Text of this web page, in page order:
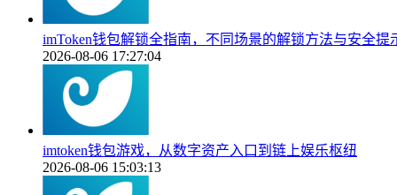
imToken钱包解锁全指南，不同场景的解锁方法与安全提
2026-08-06 17:27:04
imtoken钱包游戏，从数字资产入口到链上娱乐枢纽
2026-08-06 15:03:13